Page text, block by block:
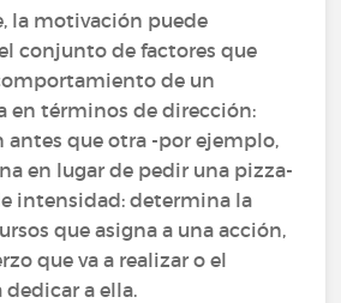
la motivación puede
conjunto de factores que
de un
en términos de dirección:
antes que otra -por ejemplo,
en lugar de pedir una pizza-
intensidad: determina la
que asigna a una acción,
que va a realizar o el
a ella.